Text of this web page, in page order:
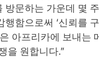
방문하는 가운데 몇
함으로써 ‘신뢰를
아프리카에 보내는
을 원합니다.”